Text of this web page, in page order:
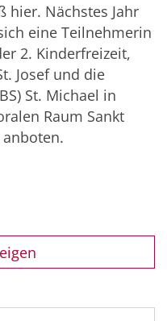
hier. Nächstes Jahr
eine Teilnehmerin
2. Kinderfreizeit,
Josef und die
St. Michael in
Raum Sankt